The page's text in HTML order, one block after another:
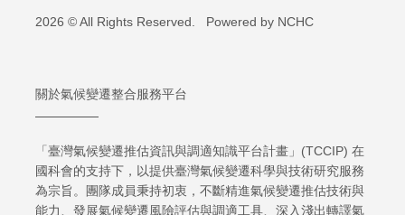
2026 © All Rights Reserved. Powered by NCHC
關於氣候變遷整合服務平台
「臺灣氣候變遷推估資訊與調適知識平台計畫」(TCCIP) 在
國科會的支持下，以提供臺灣氣候變遷科學與技術研究服務
為宗旨。團隊成員秉持初衷，不斷精進氣候變遷推估技術與
能力、發展氣候變遷風險評估與調適工具、深入淺出轉譯氣